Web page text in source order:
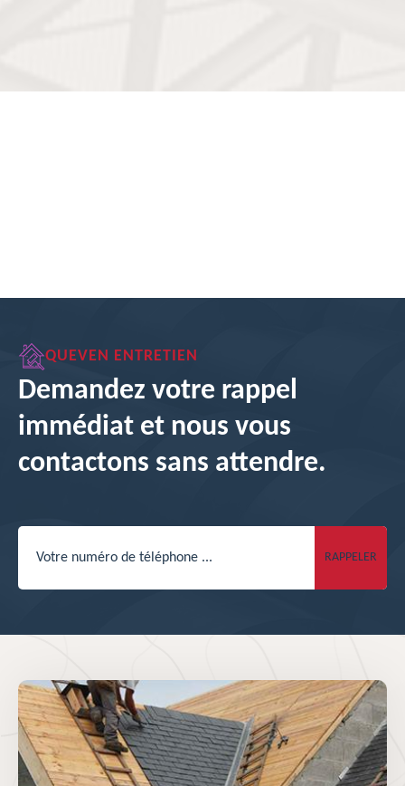
QUEVEN ENTRETIEN
Demandez votre rappel
immédiat et nous vous
contactons sans attendre.